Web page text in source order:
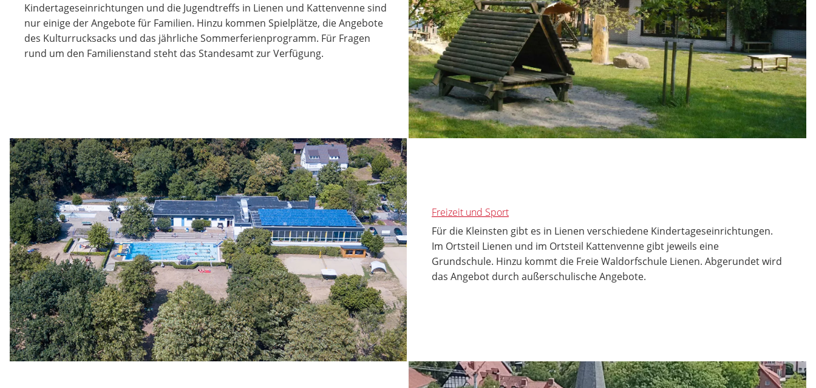
Kindertageseinrichtungen und die Jugendtreffs in Lienen und Kattenvenne sind
nur einige der Angebote für Familien. Hinzu kommen Spielplätze, die Angebote
des Kulturrucksacks und das jährliche Sommerferienprogramm. Für Fragen
rund um den Familienstand steht das Standesamt zur Verfügung.
Freizeit und Sport
Für die Kleinsten gibt es in Lienen verschiedene Kindertageseinrichtungen.
Im Ortsteil Lienen und im Ortsteil Kattenvenne gibt jeweils eine
Grundschule. Hinzu kommt die Freie Waldorfschule Lienen. Abgerundet wird
das Angebot durch außerschulische Angebote.